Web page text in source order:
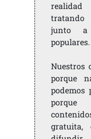
junto a
populares.
Nuestros
porque
porque